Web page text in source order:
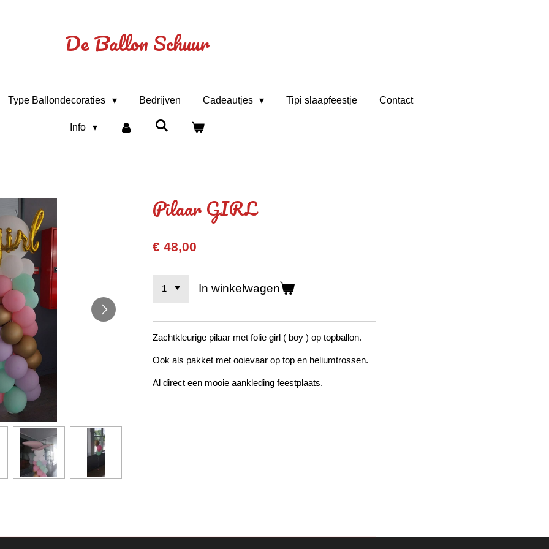
De Ballon Schuur
Type Ballondecoraties Bedrijven Cadeautjes Tipi slaapfeestje Contact
Info
Pilaar GIRL
€ 48,00
In winkelwagen
Zachtkleurige pilaar met folie girl ( boy ) op topballon.
Ook als pakket met ooievaar op top en heliumtrossen.
Al direct een mooie aankleding feestplaats.